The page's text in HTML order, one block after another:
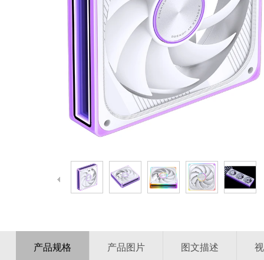
产品规格 产品图片 图文描述